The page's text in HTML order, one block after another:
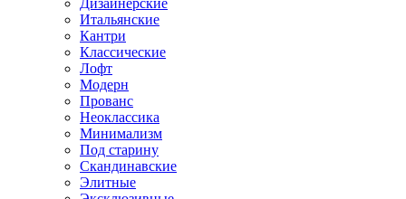
Дизайнерские
Итальянские
Кантри
Классические
Лофт
Модерн
Прованс
Неоклассика
Минимализм
Под старину
Скандинавские
Элитные